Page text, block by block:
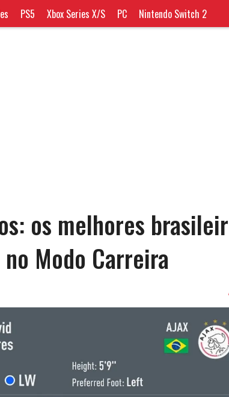
PS5 Xbox Series X/S PC Nintendo Switch 2
os melhores
Modo Carreira